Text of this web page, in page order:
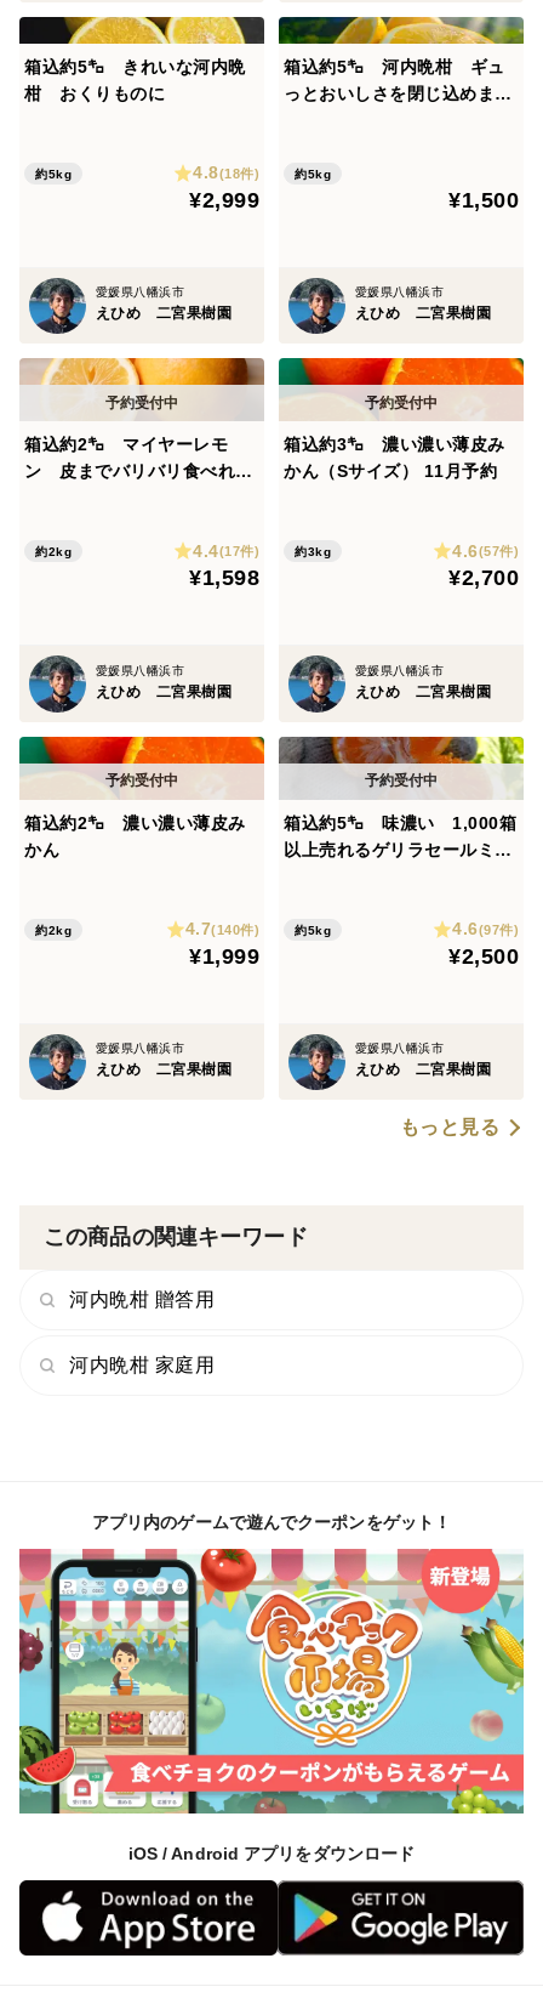
箱込約5㌔ きれいな河内晩
柑 おくりものに
約5kg 4.8(18件)
¥2,999
愛媛県八幡浜市
えひめ 二宮果樹園
箱込約5㌔ 河内晩柑 ギュ
っとおいしさを閉じ込めまし
ませんか？
約5kg
¥1,500
愛媛県八幡浜市
えひめ 二宮果樹園
箱込約2㌔ マイヤーレモ
ン 皮までバリバリ食べれる
約2kg 4.4(17件)
¥1,598
愛媛県八幡浜市
えひめ 二宮果樹園
箱込約3㌔ 濃い濃い薄皮み
かん（Sサイズ） 11月予約
約3kg 4.6(57件)
¥2,700
愛媛県八幡浜市
えひめ 二宮果樹園
箱込約2㌔ 濃い濃い薄皮み
かん
約2kg 4.7(140件)
¥1,999
愛媛県八幡浜市
えひめ 二宮果樹園
箱込約5㌔ 味濃い 1,000箱
以上売れるゲリラセールミカ
約5kg 4.6(97件)
¥2,500
愛媛県八幡浜市
えひめ 二宮果樹園
もっと見る
この商品の関連キーワード
河内晩柑 贈答用
河内晩柑 家庭用
アプリ内のゲームで遊んでクーポンをゲット！
iOS / Android アプリをダウンロード